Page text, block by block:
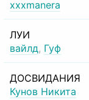
xxxmanera
ЛУИ
вайлд, Гуф
ДОСВИДАНИЯ
Кунов Никита